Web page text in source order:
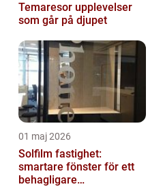
Temaresor upplevelser
som går på djupet
01 maj 2026
Solfilm fastighet:
smartare fönster för ett
behagligare